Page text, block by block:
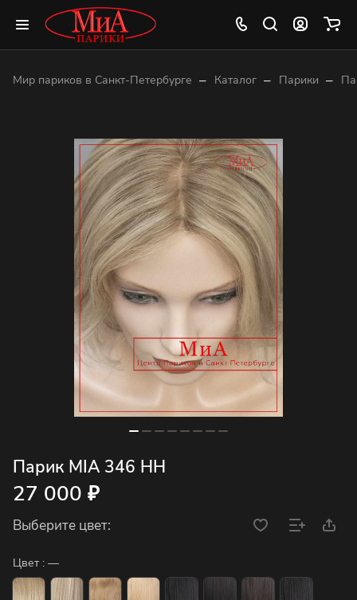
Мир париков в Санкт-Петербурге – Каталог – Парики –
Парик MIA 346 HH
27 000 ₽
Выберите цвет:
Цвет : —